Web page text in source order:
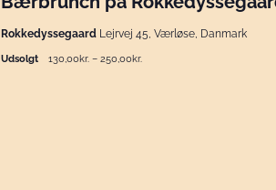
Rokkedyssegaard Lejrvej 45, Værløse, Danmark
Udsolgt 130,00kr. – 250,00kr.